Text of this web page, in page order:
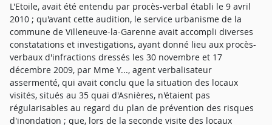
L'Etoile, avait été entendu par procès-verbal établi le 9 avril
2010 ; qu'avant cette audition, le service urbanisme de la
commune de Villeneuve-la-Garenne avait accompli diverses
constatations et investigations, ayant donné lieu aux procès-
verbaux d'infractions dressés les 30 novembre et 17
décembre 2009, par Mme Y..., agent verbalisateur
assermenté, qui avait conclu que la situation des locaux
visités, situés au 35 quai d'Asnières, n'étaient pas
régularisables au regard du plan de prévention des risques
d'inondation ; que, lors de la seconde visite des locaux